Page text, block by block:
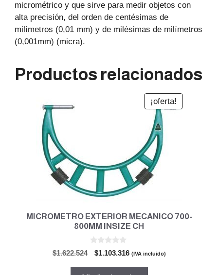
micrométrico y que sirve para medir objetos con
alta precisión, del orden de centésimas de
milímetros (0,01 mm) y de milésimas de milímetros
(0,001mm) (micra).
Productos relacionados
¡oferta!
MICROMETRO EXTERIOR MECANICO 700-
800MM INSIZE CH
$1.622.524
El
original
$1.103.316El
actual
(IVA incluido)